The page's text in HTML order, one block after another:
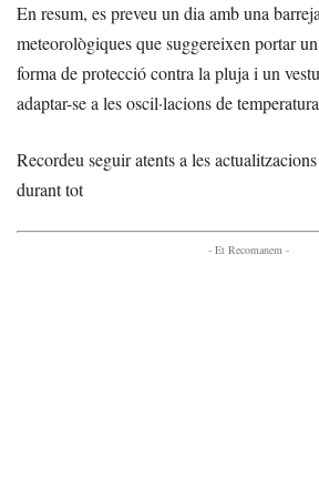
En resum, es preveu un dia amb una
meteorològiques que suggereixen portar
forma de protecció contra la pluja i un
adaptar-se a les oscil·lacions de
Recordeu seguir atents a les
durant tot
- Et Recomanem -